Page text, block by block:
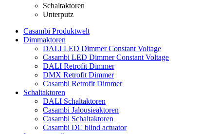
Schaltaktoren
Unterputz
Casambi Produktwelt
Dimmaktoren
DALI LED Dimmer Constant Voltage
Casambi LED Dimmer Constant Voltage
DALI Retrofit Dimmer
DMX Retrofit Dimmer
Casambi Retrofit Dimmer
Schaltaktoren
DALI Schaltaktoren
Casambi Jalousieaktoren
Casambi Schaltaktoren
Casambi DC blind actuator